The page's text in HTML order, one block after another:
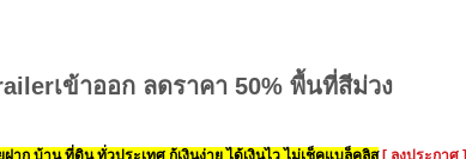
เข้าออก ลดราคา 50% พื้นที่สีม่วง
าก บ้าน ที่ดิน ทั่วประเทศ กู้เงินง่าย ได้เงินไว ไม่เช็คแบล็คลิส [ ลงประกาศ ]